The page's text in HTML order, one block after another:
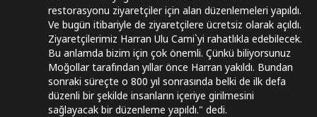
restorasyonu ziyaretçiler için alan düzenlemeleri yapıldı.
Ve bugün itibariyle de ziyaretçilere ücretsiz olarak açıldı.
Ziyaretçilerimiz Harran Ulu Cami`yi rahatlıkla edebilecek.
Bu anlamda bizim için çok önemli. Çünkü biliyorsunuz
Moğollar tarafından yıllar önce Harran yakıldı. Bundan
sonraki süreçte o 800 yıl sonrasında belki de ilk defa
düzenli bir şekilde insanların içeriye girilmesini
sağlayacak bir düzenleme yapıldı." dedi.